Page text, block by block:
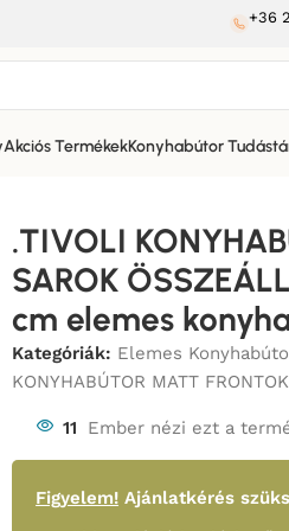
+36
Akciós TermékekKonyhabútor
.TIVOLI
SAROK
cm elemes
Kategóriák: Elemes
KONYHABÚTOR MATT
11 Ember nézi ezt a
Figyelem! Ajánlatkérés